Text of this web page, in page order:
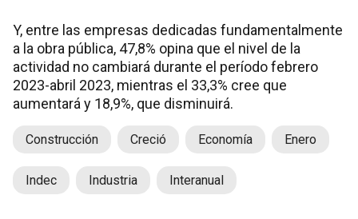
Y, entre las empresas dedicadas fundamentalmente
a la obra pública, 47,8% opina que el nivel de la
actividad no cambiará durante el período febrero
2023-abril 2023, mientras el 33,3% cree que
aumentará y 18,9%, que disminuirá.
Construcción Creció Economía Enero
Indec Industria Interanual